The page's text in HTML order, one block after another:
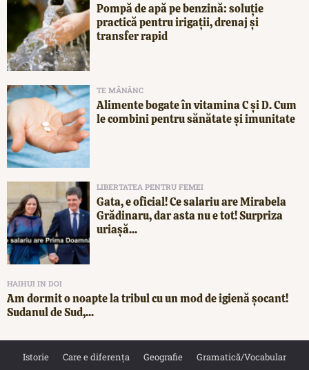
Pompă de apă pe benzină: soluție
practică pentru irigații, drenaj și
transfer rapid
TE MĂNÂNC
Alimente bogate în vitamina C și D. Cum
le combini pentru sănătate și imunitate
LIBERTATEA PENTRU FEMEI
Gata, e oficial! Ce salariu are Mirabela
Grădinaru, dar asta nu e tot! Surpriza
uriașă...
HAIHUI IN DOI
Am dormit o noapte la tribul cu un mod de igienă șocant!
Sudanul de Sud,...
Istorie Care e diferența Geografie Gramatică/Vocabular